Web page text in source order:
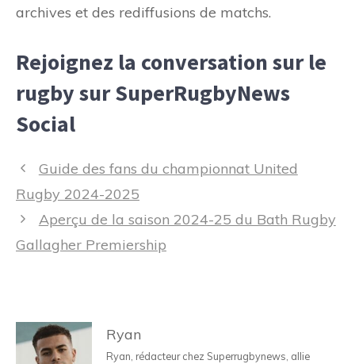
archives et des rediffusions de matchs.
Rejoignez la conversation sur le
rugby sur SuperRugbyNews
Social
Navigation
des
Guide des fans du championnat United
Rugby 2024-2025
Aperçu de la saison 2024-25 du Bath Rugby
Gallagher Premiership
Ryan
Ryan, rédacteur chez Superrugbynews, allie